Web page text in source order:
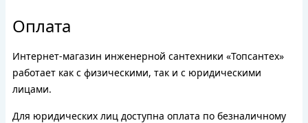
Оплата
Интернет-магазин инженерной сантехники «Топсантех»
работает как с физическими, так и с юридическими
лицами.
Для юридических лиц доступна оплата по безналичному